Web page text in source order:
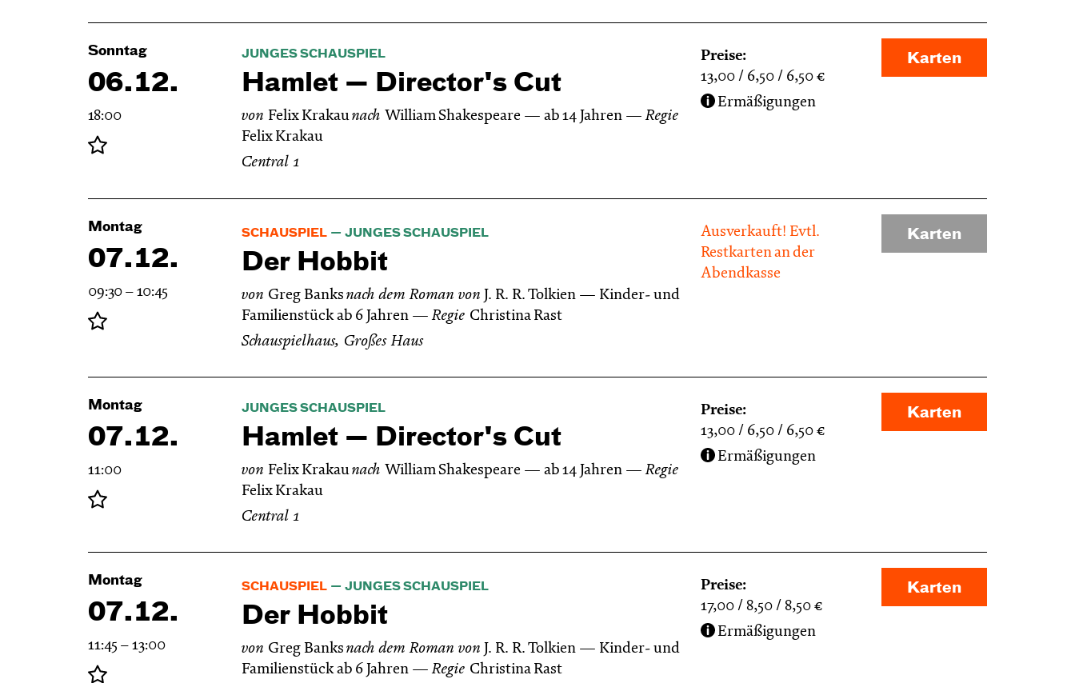
Sonntag
06.12.
18:00
JUNGES SCHAUSPIEL
Hamlet — Director's Cut
von Felix Krakaunach William Shakespeare ab 14 Jahren
Regie
Felix Krakau
Central 1
Preise:
13,00
6,50 6,50 €
Ermäßigungen
Karten
Montag
07.12.
09:30 – 10:45
SCHAUSPIEL JUNGES SCHAUSPIEL
Der Hobbit
von Greg Banks nach dem Roman von J. R. R. Tolkien
Kinder- und
Familienstück ab 6 Jahren
Regie Christina Rast
Schauspielhaus, Großes Haus
Ausverkauft! Evtl.
Restkarten an der
Abendkasse
Karten
Montag
07.12.
11:00
JUNGES SCHAUSPIEL
Hamlet — Director's Cut
von Felix Krakaunach William Shakespeare ab 14 Jahren
Regie
Felix Krakau
Central 1
Preise:
13,00
6,50 6,50 €
Ermäßigungen
Karten
Montag
07.12.
11:45 – 13:00
SCHAUSPIEL JUNGES SCHAUSPIEL
Der Hobbit
von Greg Banks nach dem Roman von J. R. R. Tolkien
Kinder- und
Familienstück ab 6 Jahren
Regie Christina Rast
Preise:
17,00
8,50 8,50 €
Ermäßigungen
Karten